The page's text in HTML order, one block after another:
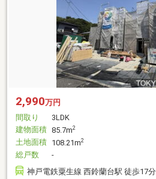
2,990万円
間取り
3LDK
建物面積 85.7m2
土地面積 108.21m2
総戸数
-
神戸電鉄粟生線 西鈴蘭台駅 徒歩17分